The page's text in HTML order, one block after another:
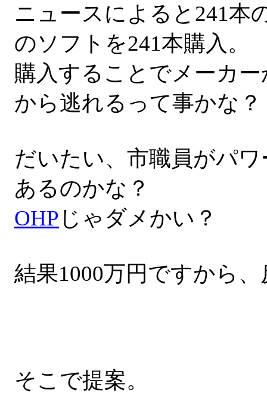
ニュースによると241本
のソフトを241本購入。
購入することでメーカ
から逃れるって事かな？
だいたい、市職員がパ
あるのかな？
OHP じゃダメかい？
結果1000万円ですから
そこで提案。